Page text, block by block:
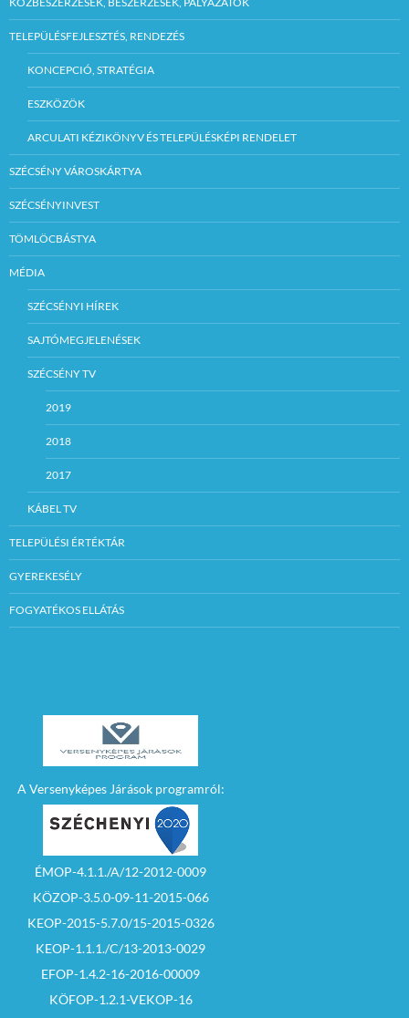
TELEPÜLÉSFEJLESZTÉS, RENDEZÉS
KONCEPCIÓ, STRATÉGIA
ESZKÖZÖK
ARCULATI KÉZIKÖNYV ÉS TELEPÜLÉSKÉPI RENDELET
SZÉCSÉNY VÁROSKÁRTYA
SZÉCSÉNYINVEST
TÖMLÖCBÁSTYA
MÉDIA
SZÉCSÉNYI HÍREK
SAJTÓMEGJELENÉSEK
SZÉCSÉNY TV
2019
2018
2017
KÁBEL TV
TELEPÜLÉSI ÉRTÉKTÁR
GYEREKESÉLY
FOGYATÉKOS ELLÁTÁS
A Versenyképes Járások programról:
ÉMOP-4.1.1./A/12-2012-0009
KÖZOP-3.5.0-09-11-2015-066
KEOP-2015-5.7.0/15-2015-0326
KEOP-1.1.1./C/13-2013-0029
EFOP-1.4.2-16-2016-00009
KÖFOP-1.2.1-VEKOP-16